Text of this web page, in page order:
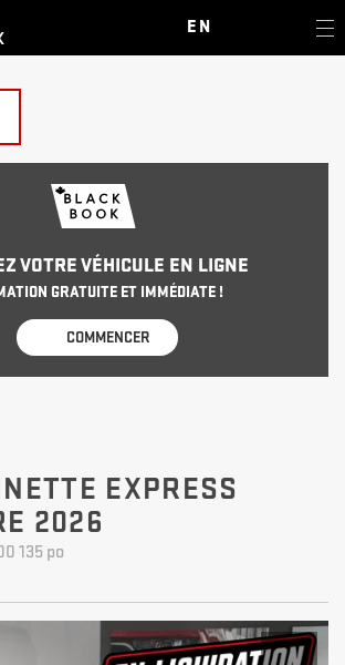
EN
VOTRE VÉHICULE EN LIGNE
GRATUITE ET IMMÉDIATE !
COMMENCER
EXPRESS
2026
135 po